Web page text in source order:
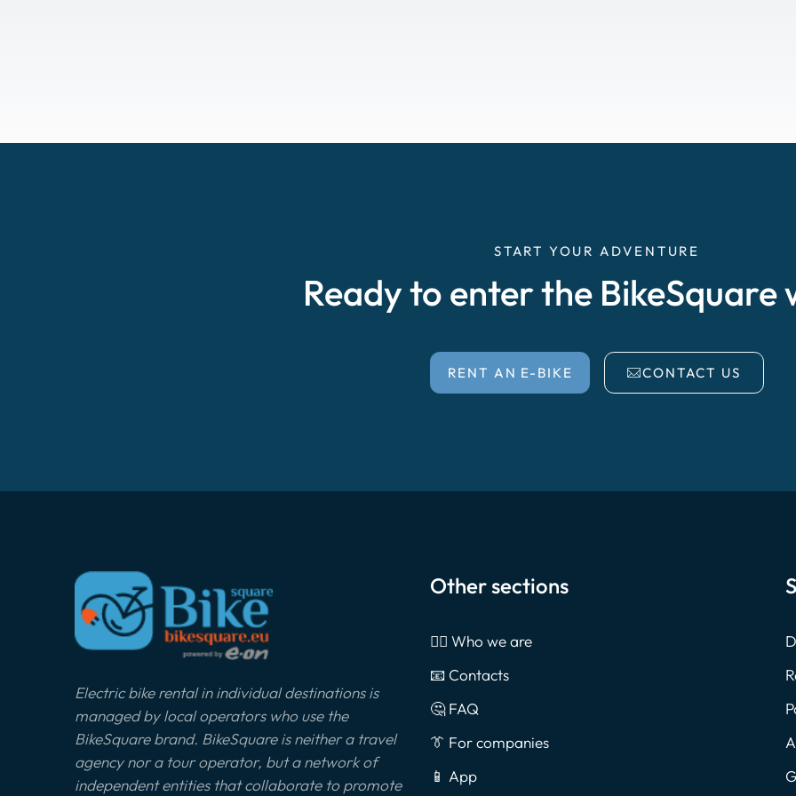
START YOUR ADVENTURE
Ready to enter the BikeSquare
RENT AN E-BIKE CONTACT US
Electric bike rental in individual destinations is
managed by local operators who use the
BikeSquare brand. BikeSquare is neither a travel
agency nor a tour operator, but a network of
independent entities that collaborate to promote
Other sections
🙎‍♂️ Who we are
📧 Contacts
🤔 FAQ
👔 For companies
📱 App